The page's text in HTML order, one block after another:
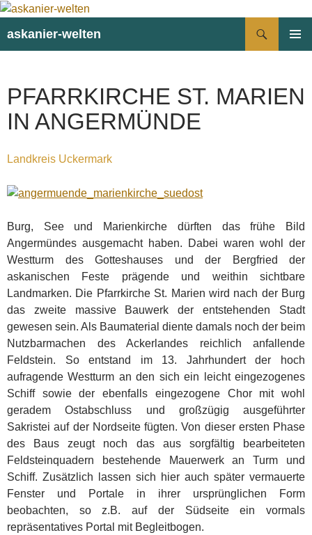
askanier-welten
PFARRKIRCHE ST. MARIEN
IN ANGERMÜNDE
Landkreis Uckermark
Burg, See und Marienkirche dürften das frühe Bild
Angermündes ausgemacht haben. Dabei waren wohl der
Westturm des Gotteshauses und der Bergfried der
askanischen Feste prägende und weithin sichtbare
Landmarken. Die Pfarrkirche St. Marien wird nach der Burg
das zweite massive Bauwerk der entstehenden Stadt
gewesen sein. Als Baumaterial diente damals noch der beim
Nutzbarmachen des Ackerlandes reichlich anfallende
Feldstein. So entstand im 13. Jahrhundert der hoch
aufragende Westturm an den sich ein leicht eingezogenes
Schiff sowie der ebenfalls eingezogene Chor mit wohl
geradem Ostabschluss und großzügig ausgeführter
Sakristei auf der Nordseite fügten. Von dieser ersten Phase
des Baus zeugt noch das aus sorgfältig bearbeiteten
Feldsteinquadern bestehende Mauerwerk an Turm und
Schiff. Zusätzlich lassen sich hier auch später vermauerte
Fenster und Portale in ihrer ursprünglichen Form
beobachten, so z.B. auf der Südseite ein vormals
repräsentatives Portal mit Begleitbogen.